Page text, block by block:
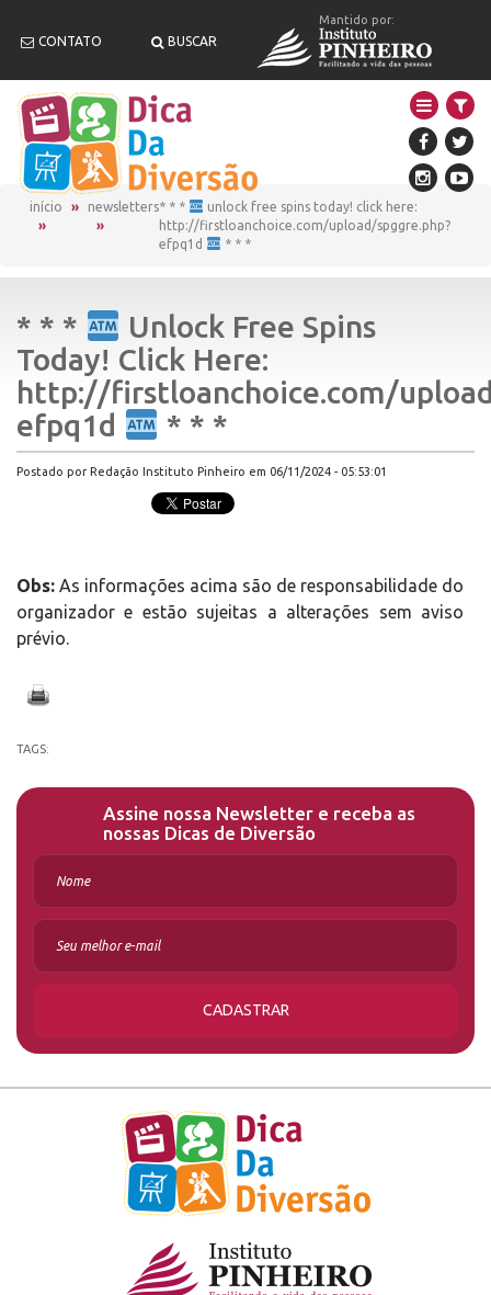
CONTATO BUSCAR
Mantido por:
início newsletters* * *
unlock free spins today! click here:
http://firstloanchoice.com/upload/spggre.php?
efpq1d
* * *
* * *
Unlock Free Spins
Today! Click Here:
http://firstloanchoice.com/
efpq1d
* * *
Postado por Redação Instituto Pinheiro em 06/11/2024 - 05:53:01
Obs: As informações acima são de responsabilidade do
organizador e estão sujeitas a alterações sem aviso
prévio.
TAGS:
Assine nossa Newsletter e receba as
nossas Dicas de Diversão
CADASTRAR